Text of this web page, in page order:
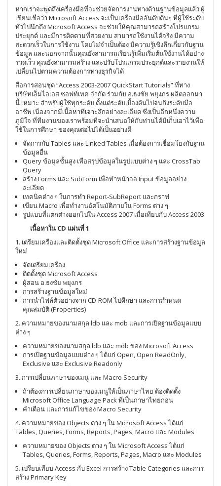
หากเราจะพูดถึงเครื่องมือที่จะช่วยจัดการงานทางด้านฐานข้อมูลแล้ว ผู้
เขียนเชื่อว่า Microsoft Access จะเป็นเครื่องมืออันดับต้นๆ ที่ผู้ใช้ระดับ
ทั่วไปนึกถึง Microsoft Access จะช่วยให้คุณสามารถสร้างโปรแกรม
ประยุกต์ และมีการติดตามที่สวยงาม สามารถใช้งานได้จริง มีความ
สะดวกเร็วในการใช้งาน โดยไม่จำเป็นต้อง มีความรู้เชิงลึกเกี่ยวกับฐาน
ข้อมูล และนอกจากนั้นคุณยังสามารถเรียนรู้เพิ่มเริ่มต้นใช้งานได้อย่าง
รวดเร็ว คุณยังสามารถสร้าง และปรับโปรแกรมประยุกต์และรายงานให้
เปลี่ยนไปตามความต้องการทางธุรกิจได้
สื่อการสอนชุด “Access 2003-2007 QuickStart Tutorials” ที่ทาง
บริษัทเอ็มไอเอส ซอฟท์เทค จำกัด ร่วมกับ อ.ธงชัย พยุงภร ผลิตออกมา
นี้ เหมาะ สำหรับผู้ใช้ทุกระดับ ตั้งแต่ระดับเบื้องต้นไปจนถึงระดับมือ
อาชีพ เนื่องจากมีเนื้อหาที่เจาะลึกอย่างละเอียด ซึ่งเป็นอีกหนึ่งความ
ภูมิใจ ที่ทีมงานของเราพร้อมที่จะนำเสนอให้กับท่านได้มีเก็บเอาไว้เพื่อ
ใช้ในการศึกษา ของคุณต่อไปได้เป็นอย่างดี
จัดการกับ Tables และ Linked Tables เมื่อต้องการเชื่อมโยงกับฐาน
ข้อมูลอื่น
Query ข้อมูลชั้นสูง เพื่อสรุปข้อมูลในรูปแบบต่าง ๆ และ CrossTab
Query
สร้าง Forms และ SubForm เพื่อทำหน้าจอ Input ข้อมูลอย่าง
ละเอียด
เทคนิคต่าง ๆ ในการทำ Report-SubReport และกราฟ
เขียน Macro เพื่อทำงานอัตโนมัติภายใน Forms ต่าง ๆ
รูปแบบที่แตกต่างออกไปใน Access 2007 เมื่อเทียบกับ Access 2003
เนื้อหาใน CD แผ่นที่ 1
1. เตรียมเครื่องและติดตั้งชุด Microsoft Office และการสร้างฐานข้อมูล
ใหม่
จัดเตรียมเครื่อง
ติดตั้งชุด Microsoft Access
ผู้สอน อ.ธงชัย พยุงภร
การสร้างฐานข้อมูลใหม่
การนำไฟล์ตัวอย่างจาก CD-ROM ไปศึกษา และการกำหนด
คุณสมบัติ (Properties)
2. ความหมายของนามสกุล ldb และ mdb และการเปิดฐานข้อมูลแบบ
ต่าง ๆ
ความหมายของนามสกุล ldb และ mdb ของ Microsoft Access
การเปิดฐานข้อมูลแบบต่าง ๆ ได้แก่ Open, Open ReadOnly,
Exclusive และ Exclusive Readonly
3. การเปลี่ยนภาษาของเมนู และ Macro Security
ถ้าต้องการเปลี่ยนภาษาของเมนูให้เป็นภาษาไทย ต้องติดตั้ง
Microsoft Office Language Pack ที่เป็นภาษาไทยก่อน
คำเตือน และการแก้ไขของ Macro Security
4. ความหมายของ Objects ต่าง ๆ ใน Microsoft Access ได้แก่
Tables, Queries, Forms, Reports, Pages, Macro และ Modules
ความหมายของ Objects ต่าง ๆ ใน Microsoft Access ได้แก่
Tables, Queries, Forms, Reports, Pages, Macro และ Modules
5. เปรียบเทียบ Access กับ Excel การสร้าง Table Categories และการ
สร้าง Primary Key